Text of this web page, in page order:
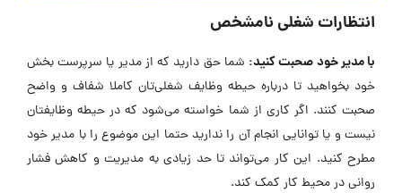
انتظارات شغلی نامشخص
با مدیر خود صحبت کنید: شما حق دارید که از مدیر یا سرپرست بخش
خود بخواهید تا درباره حیطه وظایف شغلی‌تان کاملا شفاف و واضح
صحبت کنند. اگر کاری از شما خواسته می‌شود که در حیطه وظایفتان
نیست و یا توانایی انجام آن را ندارید حتما این موضوع را با مدیر خود
مطرح کنید. این کار می‌تواند تا حد زیادی به مدیریت و کاهش فشار
روانی در محیط کار کمک کند.